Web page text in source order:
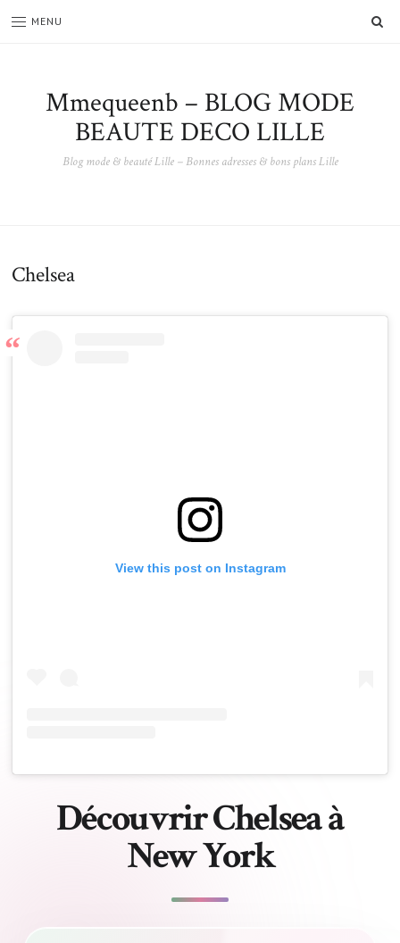
MENU
Mmequeenb – BLOG MODE
BEAUTE DECO LILLE
Blog mode & beauté Lille – Bonnes adresses & bons plans Lille
Chelsea
View this post on Instagram
Découvrir Chelsea à
New York